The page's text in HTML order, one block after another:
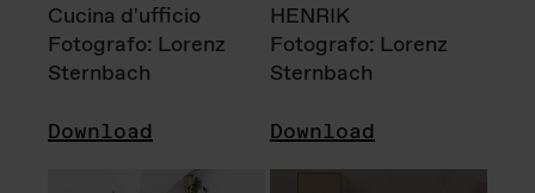
Cucina d'ufficio
Fotografo: Lorenz
Sternbach
Download
HENRIK
Fotografo: Lorenz
Sternbach
Download